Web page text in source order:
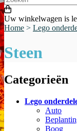
Uw winkelwagen is
Home > Lego
Steen
Categorieën
Lego
Auto
Boog